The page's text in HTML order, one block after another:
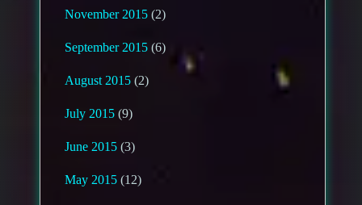
November 2015 (2)
September 2015 (6)
August 2015 (2)
July 2015 (9)
June 2015 (3)
May 2015 (12)